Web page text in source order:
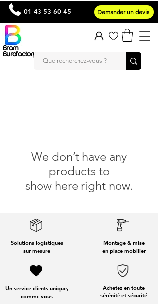
Bram
Burofactory
01 43 53 60 45 Demander un devis
We don’t have any
products to
show here right now.
Solutions logistiques
sur mesure
Un service clients unique,
comme vous
Montage & mise
en place mobilier
Achetez en toute
sérénité et sécurité